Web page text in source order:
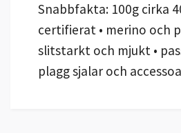
Snabbfakta: 100g cirka
certifierat • merino och
slitstarkt och mjukt •
plagg sjalar och